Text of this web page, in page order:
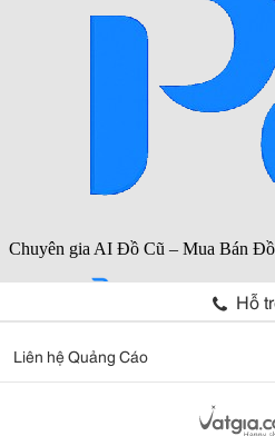
Hỗ
Liên hệ Quảng Cáo